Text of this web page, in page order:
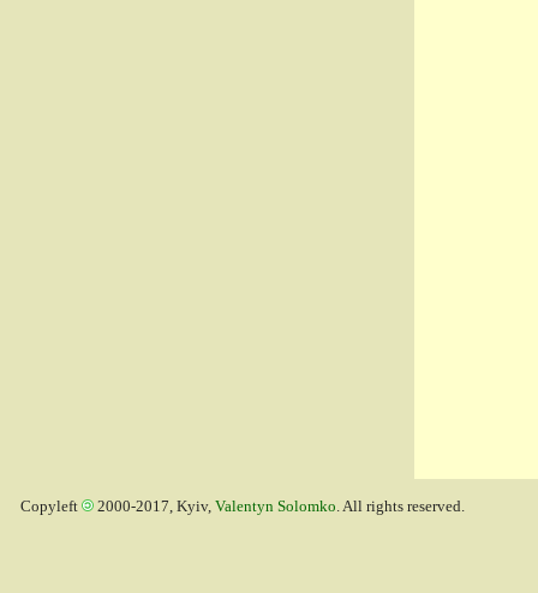
Copyleft 2000-2017, Kyiv, Valentyn Solomko. All rights reserved.